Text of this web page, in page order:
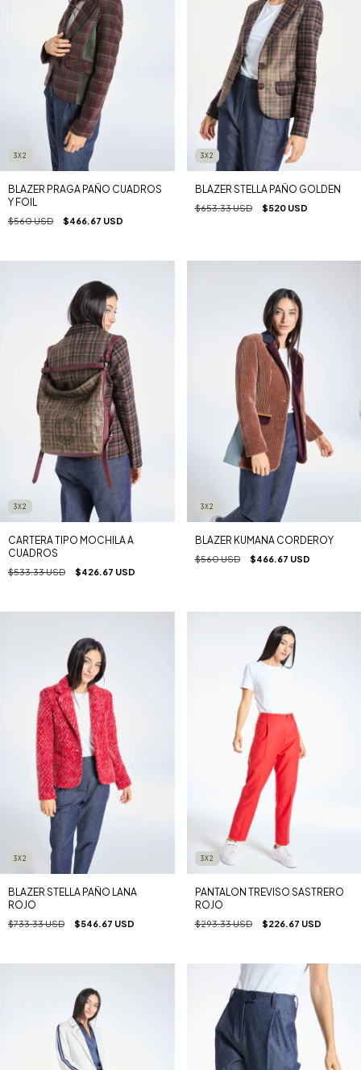
3X2
BLAZER PRAGA PAÑO CUADROS
Y FOIL
$560 USD $466.67 USD
3X2
BLAZER STELLA PAÑO GOLDEN
$653.33 USD $520 USD
3X2
CARTERA TIPO MOCHILA A
CUADROS
$533.33 USD $426.67 USD
3X2
BLAZER KUMANA CORDEROY
$560 USD $466.67 USD
3X2
BLAZER STELLA PAÑO LANA
ROJO
$733.33 USD $546.67 USD
3X2
PANTALON TREVISO SASTRERO
ROJO
$293.33 USD $226.67 USD